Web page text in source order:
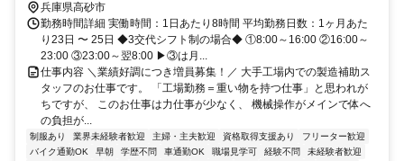
兵庫県高砂市
勤務時間詳細 実働時間：1日あたり8時間 平均勤務日数：1ヶ月あた
り23日 〜 25日 ◆3交代シフト制の場合◆ ①8:00～16:00 ②16:00～
23:00 ③23:00～翌8:00 ▶③は月...
仕事内容 ＼業績好調につき増員募集！／ 大手工場内での製造補助ス
タッフのお仕事です。 「工場勤務＝重い物を持つ仕事」と思われが
ちですが、 このお仕事は力仕事が少なく、 機械操作がメインで体へ
の負担が...
制服あり 業界未経験者歓迎 主婦・主夫歓迎 資格取得支援あり
フリーター歓迎
バイク通勤OK
早朝 学歴不問 車通勤OK 職場見学可 経験不問
未経験者歓迎